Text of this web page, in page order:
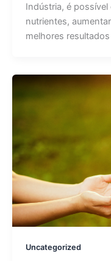
Indústria, é
nutrientes,
melhores
Uncategorized